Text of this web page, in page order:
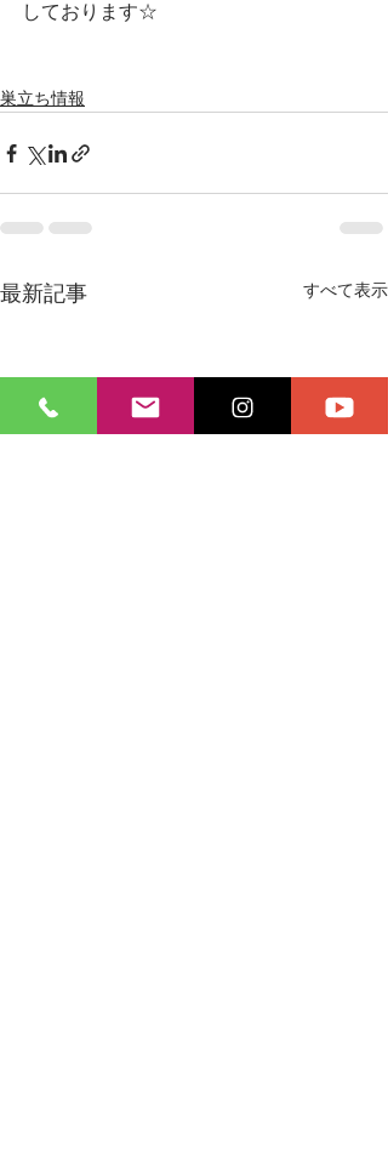
しております☆
巣立ち情報
最新記事 すべて表示